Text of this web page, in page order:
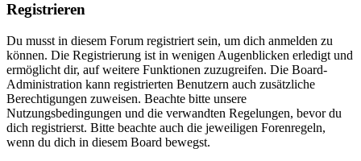
Registrieren
Du musst in diesem Forum registriert sein, um dich anmelden zu
können. Die Registrierung ist in wenigen Augenblicken erledigt und
ermöglicht dir, auf weitere Funktionen zuzugreifen. Die Board-
Administration kann registrierten Benutzern auch zusätzliche
Berechtigungen zuweisen. Beachte bitte unsere
Nutzungsbedingungen und die verwandten Regelungen, bevor du
dich registrierst. Bitte beachte auch die jeweiligen Forenregeln,
wenn du dich in diesem Board bewegst.